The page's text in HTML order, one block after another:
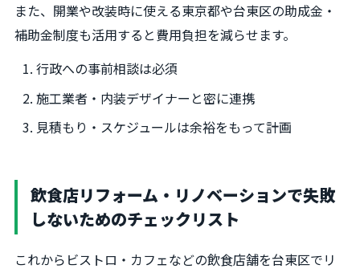
また、開業や改装時に使える東京都や台東区の助成金・
補助金制度も活用すると費用負担を減らせます。
行政への事前相談は必須
施工業者・内装デザイナーと密に連携
見積もり・スケジュールは余裕をもって計画
飲食店リフォーム・リノベーションで失敗
しないためのチェックリスト
これからビストロ・カフェなどの飲食店舗を台東区でリ